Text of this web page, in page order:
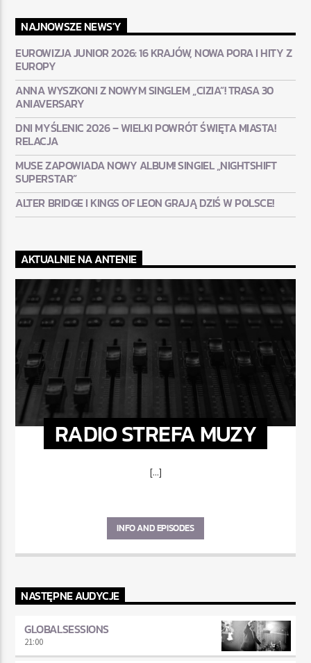
NAJNOWSZE NEWS'Y
EUROWIZJA JUNIOR 2026: 16 KRAJÓW, NOWA PORA I HITY Z
EUROPY
ANNA WYSZKONI Z NOWYM SINGLEM „CIZIA”! TRASA 30
ANIAVERSARY
DNI MYŚLENIC 2026 – WIELKI POWRÓT ŚWIĘTA MIASTA!
RELACJA
MUSE ZAPOWIADA NOWY ALBUM! SINGIEL „NIGHTSHIFT
SUPERSTAR”
ALTER BRIDGE I KINGS OF LEON GRAJĄ DZIŚ W POLSCE!
AKTUALNIE NA ANTENIE
RADIO STREFA MUZY
[...]
INFO AND EPISODES
NASTĘPNE AUDYCJE
GLOBALSESSIONS
21:00